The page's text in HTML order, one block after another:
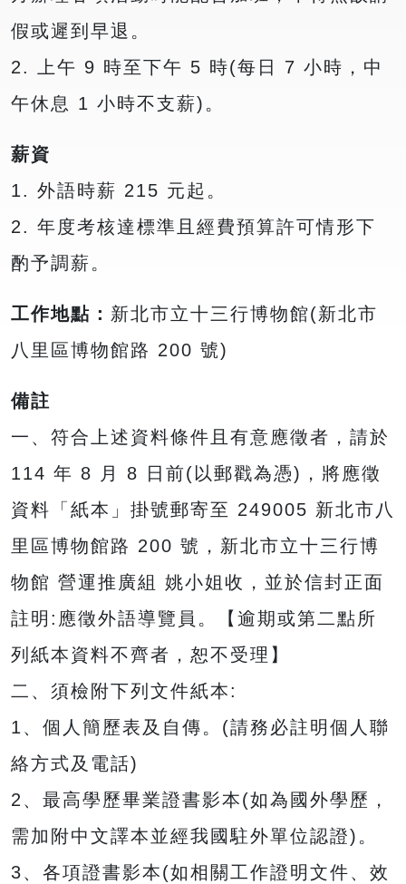
假或遲到早退。
2. 上午 9 時至下午 5 時(每日 7 小時，中
午休息 1 小時不支薪)。
薪資
1. 外語時薪 215 元起。
2. 年度考核達標準且經費預算許可情形下
酌予調薪。
工作地點： 新北市立十三行博物館(新北市
八里區博物館路 200 號)
備註
一、符合上述資料條件且有意應徵者，請於
114 年 8 月 8 日前(以郵戳為憑)，將應徵
資料「紙本」掛號郵寄至 249005 新北市八
里區博物館路 200 號，新北市立十三行博
物館 營運推廣組 姚小姐收，並於信封正面
註明:應徵外語導覽員。【逾期或第二點所
列紙本資料不齊者，恕不受理】
二、須檢附下列文件紙本:
1、個人簡歷表及自傳。(請務必註明個人聯
絡方式及電話)
2、最高學歷畢業證書影本(如為國外學歷，
需加附中文譯本並經我國駐外單位認證)。
3、各項證書影本(如相關工作證明文件、效